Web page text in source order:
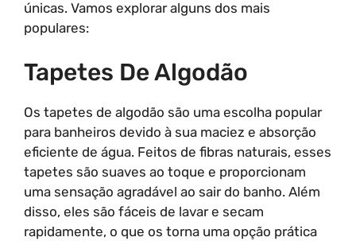
únicas. Vamos explorar alguns dos mais
populares:
Tapetes De Algodão
Os tapetes de algodão são uma escolha popular
para banheiros devido à sua maciez e absorção
eficiente de água. Feitos de fibras naturais, esses
tapetes são suaves ao toque e proporcionam
uma sensação agradável ao sair do banho. Além
disso, eles são fáceis de lavar e secam
rapidamente, o que os torna uma opção prática